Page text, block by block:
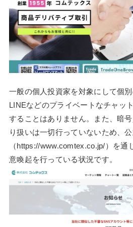
一般の個人投資家を対象にして個
LINEなどのプライベートなチャッ
することはありません。また、暗
り扱いは一切行っていないため、
（https://www.comtex.co.jp/）を通
意喚起を行っている状況です。